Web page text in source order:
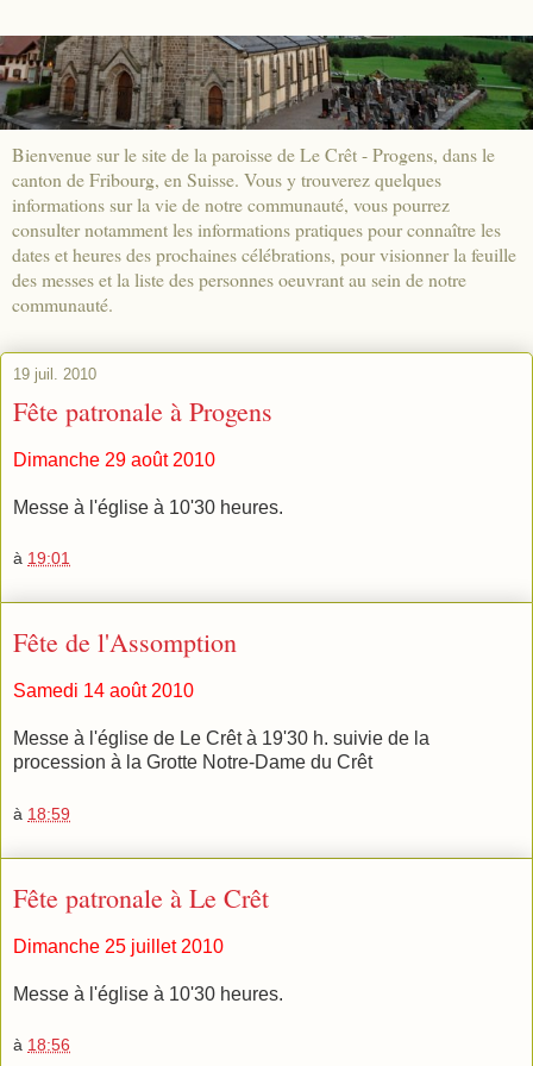
Bienvenue sur le site de la paroisse de Le Crêt - Progens, dans le
canton de Fribourg, en Suisse. Vous y trouverez quelques
informations sur la vie de notre communauté, vous pourrez
consulter notamment les informations pratiques pour connaître les
dates et heures des prochaines célébrations, pour visionner la feuille
des messes et la liste des personnes oeuvrant au sein de notre
communauté.
19 juil. 2010
Fête patronale à Progens
Dimanche 29 août 2010
Messe à l'église à 10'30 heures.
à 19:01
Fête de l'Assomption
Samedi 14 août 2010
Messe à l'église de Le Crêt à 19'30 h. suivie de la
procession à la Grotte Notre-Dame du Crêt
à 18:59
Fête patronale à Le Crêt
Dimanche 25 juillet 2010
Messe à l'église à 10'30 heures.
à 18:56